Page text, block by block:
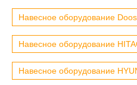
Навесное оборудование
Навесное оборудование
Навесное оборудование